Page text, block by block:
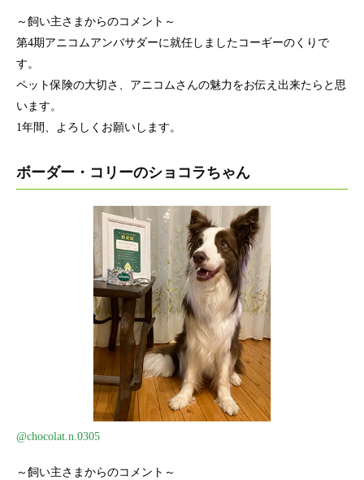
～飼い主さまからのコメント～
第4期アニコムアンバサダーに就任しましたコーギーのくりで
す。
ペット保険の大切さ、アニコムさんの魅力をお伝え出来たらと思
います。
1年間、よろしくお願いします。
ボーダー・コリーのショコラちゃん
@chocolat.n.0305
～飼い主さまからのコメント～